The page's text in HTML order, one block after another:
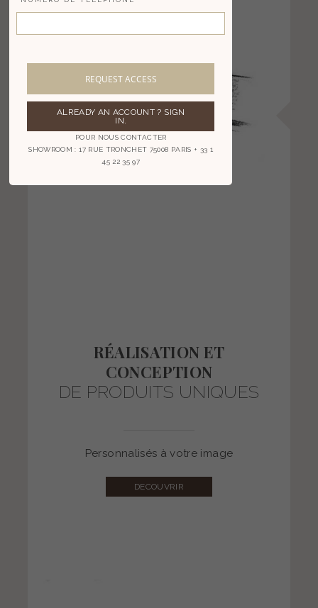
RÉALISATION ET
CONCEPTION
DE PRODUITS UNIQUES
Personnalisés à votre image
Personnalisés à votre image :
DECOUVRIR
REQUEST ACCESS
ALREADY AN ACCOUNT ? SIGN
IN.
POUR NOUS CONTACTER
SHOWROOM : 17 RUE TRONCHET 75008 PARIS + 33 1
45 22 35 97